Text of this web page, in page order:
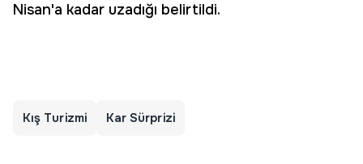
Nisan'a kadar uzadığı belirtildi.
Kış Turizmi Kar Sürprizi